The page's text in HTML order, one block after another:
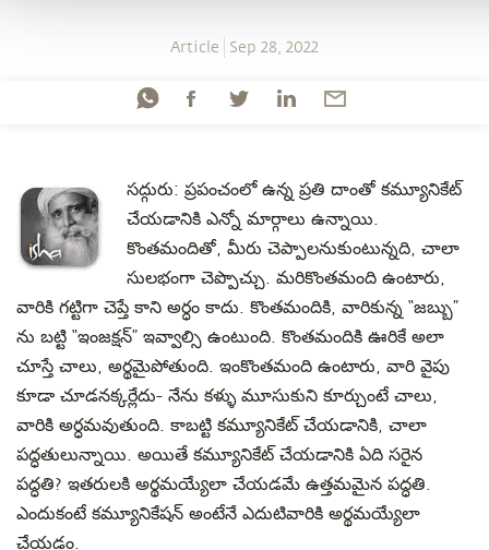
Article Sep 28, 2022
సద్గురు: ప్రపంచంలో ఉన్న ప్రతి దాంతో కమ్యూనికేట్
చేయడానికి ఎన్నో మార్గాలు ఉన్నాయి.
కొంతమందితో, మీరు చెప్పాలనుకుంటున్నది, చాలా
సులభంగా చెప్పొచ్చు. మరికొంతమంది ఉంటారు,
వారికి గట్టిగా చెప్తే కాని అర్ధం కాదు. కొంతమందికి, వారికున్న “జబ్బు”
ను బట్టి “ఇంజక్షన్” ఇవ్వాల్సి ఉంటుంది. కొంతమందికి ఊరికే అలా
చూస్తే చాలు, అర్థమైపోతుంది. ఇంకొంతమంది ఉంటారు, వారి వైపు
కూడా చూడనక్కర్లేదు- నేను కళ్ళు మూసుకుని కూర్చుంటే చాలు,
వారికి అర్ధమవుతుంది. కాబట్టి కమ్యూనికేట్ చేయడానికి, చాలా
పద్ధతులున్నాయి. అయితే కమ్యూనికేట్ చేయడానికి ఏది సరైన
పద్ధతి? ఇతరులకి అర్థమయ్యేలా చేయడమే ఉత్తమమైన పద్ధతి.
ఎందుకంటే కమ్యూనికేషన్ అంటేనే ఎదుటివారికి అర్థమయ్యేలా
చేయడం.